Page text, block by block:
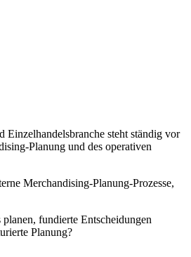
steht ständig vor
Planung und des operativen
Merchandising-Planung-Prozesse,
fundierte Entscheidungen
Planung?